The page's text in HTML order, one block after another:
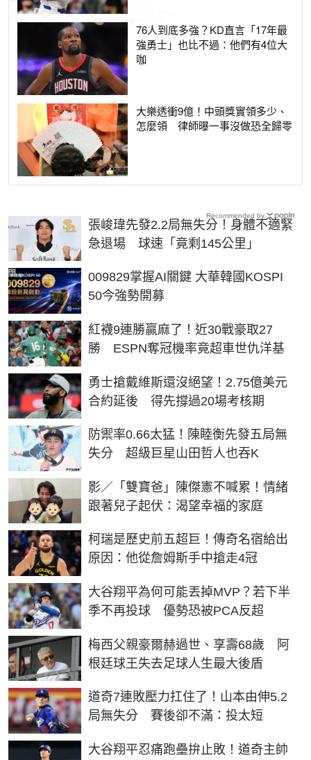
76人到底多強？KD直言「17年最
強勇士」也比不過：他們有4位大
咖
大樂透衝9億！中頭獎實領多少、
怎麼領 律師曝一事沒做恐全歸零
張峻瑋先發2.2局無失分！身體不適緊
急退場 球速「竟剩145公里」
009829掌握AI關鍵 大華韓國KOSPI
50今強勢開募
PR
紅襪9連勝贏麻了！近30戰豪取27
勝 ESPN奪冠機率竟超車世仇洋基
勇士搶戴維斯還沒絕望！2.75億美元
合約延後 得先撐過20場考核期
防禦率0.66太猛！陳睦衡先發五局無
失分 超級巨星山田哲人也吞K
影／「雙寶爸」陳傑憲不喊累！情緒
跟著兒子起伏：渴望幸福的家庭
柯瑞是歷史前五超巨！傳奇名宿給出
原因：他從詹姆斯手中搶走4冠
大谷翔平為何可能丟掉MVP？若下半
季不再投球 優勢恐被PCA反超
梅西父親豪爾赫過世、享壽68歲 阿
根廷球王失去足球人生最大後盾
道奇7連敗壓力扛住了！山本由伸5.2
局無失分 賽後卻不滿：投太短
大谷翔平忍痛跑壘拚止敗！道奇主帥
Recommended by